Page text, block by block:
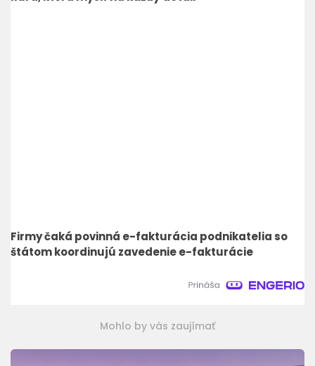
Firmy čaká povinná e-fakturácia podnikatelia so
štátom koordinujú zavedenie e-fakturácie
Mohlo by vás zaujímať